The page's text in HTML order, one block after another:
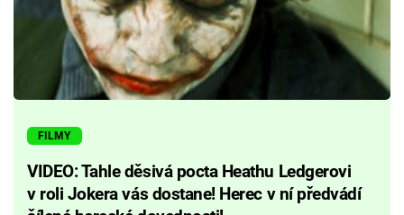
FILMY
VIDEO: Tahle děsivá pocta Heathu Ledgerovi
v roli Jokera vás dostane! Herec v ní předvádí